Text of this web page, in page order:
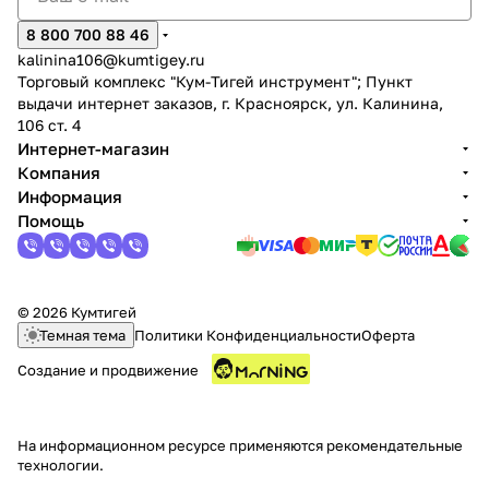
8 800 700 88 46
kalinina106@kumtigey.ru
Торговый комплекс "Кум-Тигей инструмент"; Пункт
выдачи интернет заказов, г. Красноярск, ул. Калинина,
106 ст. 4
Интернет-магазин
Компания
Информация
Помощь
© 2026 Кумтигей
Темная тема Политики КонфиденциальностиОферта
Создание и продвижение
На информационном ресурсе применяются рекомендательные
технологии.